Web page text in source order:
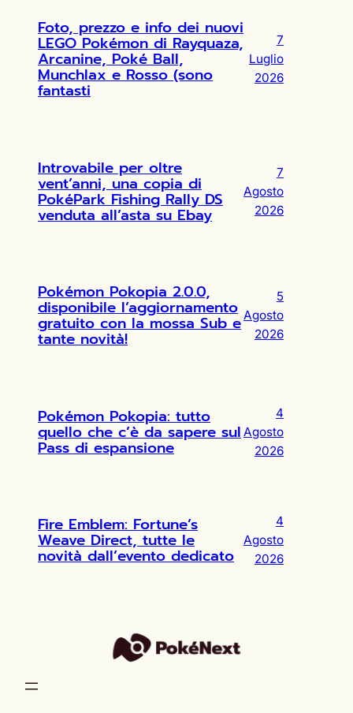
Foto, prezzo e info dei nuovi
LEGO Pokémon di Rayquaza,
Arcanine, Poké Ball,
Munchlax e Rosso (sono
fantasti
7
Luglio
2026
Introvabile per oltre
vent’anni, una copia di
PokéPark Fishing Rally DS
venduta all’asta su Ebay
7
Agosto
2026
Pokémon Pokopia 2.0.0,
disponibile l’aggiornamento
gratuito con la mossa Sub e
tante novità!
5
Agosto
2026
Pokémon Pokopia: tutto
quello che c’è da sapere sul
Pass di espansione
4
Agosto
2026
Fire Emblem: Fortune’s
Weave Direct, tutte le
novità dall’evento dedicato
4
Agosto
2026